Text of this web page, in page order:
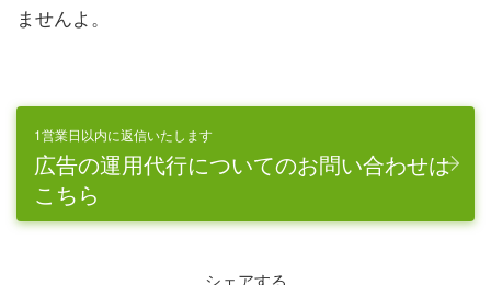
ませんよ。
1営業日以内に返信いたします
広告の運用代行についてのお問い合わせは
こちら
シェアする